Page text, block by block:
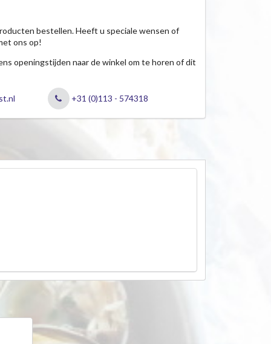
bestellen. Heeft u speciale wensen of
ons op!
openingstijden naar de winkel om te horen of dit
+31 (0)113 - 574318